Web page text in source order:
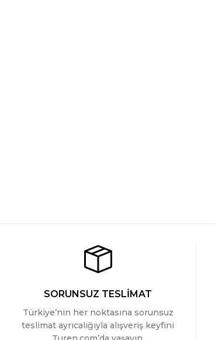
SORUNSUZ TESLİMAT
Türkiye’nin her noktasına sorunsuz
teslimat ayrıcalığıyla alışveriş keyfini